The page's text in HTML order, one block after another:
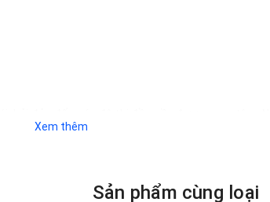
là giải pháp số 1, được các chuyên gia khuyến
IP66 ZALAA MÃ SẢN PHẨM ZIRIS-125W
Xem thêm
Sản phẩm cùng loại